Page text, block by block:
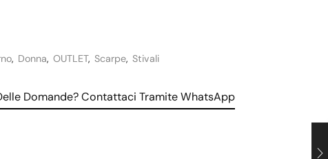
, Donna, OUTLET, Scarpe, Stivali
Domande? Contattaci Tramite WhatsApp